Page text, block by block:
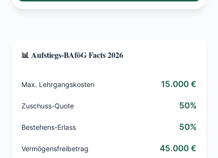
📊 Aufstiegs-BAföG Facts 2026
Max. Lehrgangskosten 15.000 €
Zuschuss-Quote 50%
Bestehens-Erlass 50%
Vermögensfreibetrag 45.000 €